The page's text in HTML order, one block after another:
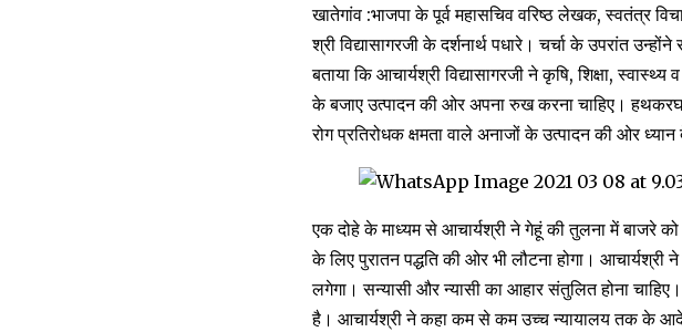
खातेगांव :भाजपा के पूर्व महासचिव वरिष्ठ लेखक, स्वतंत्र
श्री विद्यासागरजी के दर्शनार्थ पधारे। चर्चा के उपरांत
बताया कि आचार्यश्री विद्यासागरजी ने कृषि, शिक्षा,
के बजाए उत्पादन की ओर अपना रुख करना चाहिए।
रोग प्रतिरोधक क्षमता वाले अनाजों के उत्पादन की ओर
एक दोहे के माध्यम से आचार्यश्री ने गेहूं की तुलना में बाजरे
के लिए पुरातन पद्धति की ओर भी लौटना होगा।
लगेगा। सन्यासी और न्यासी का आहार संतुलित होना
है। आचार्यश्री ने कहा कम से कम उच्च न्यायालय तक के आदेश